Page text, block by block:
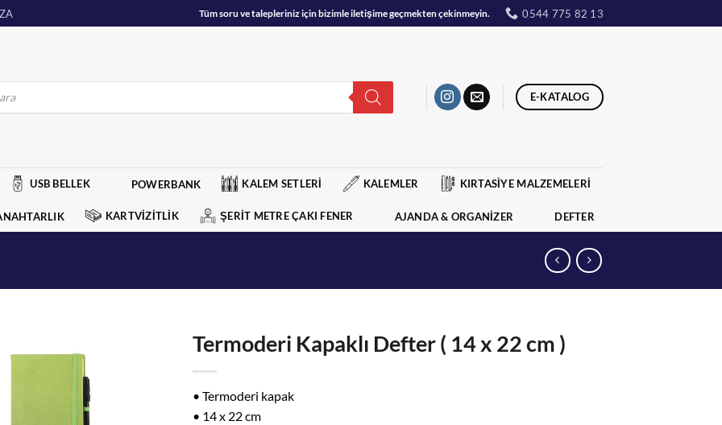
Tüm soru ve talepleriniz için bizimle iletişime geçmekten çekinmeyin. 0544 775 82 13
E-KATALOG
USB BELLEK POWERBANK KALEM SETLERİ KALEMLER KIRTASİYE MALZEMELERİ
KARTVİZİTLİK ŞERİT METRE ÇAKI FENER AJANDA & ORGANİZER DEFTER
Termoderi Kapaklı Defter ( 14 x 22 cm )
• Termoderi kapak
• 14 x 22 cm